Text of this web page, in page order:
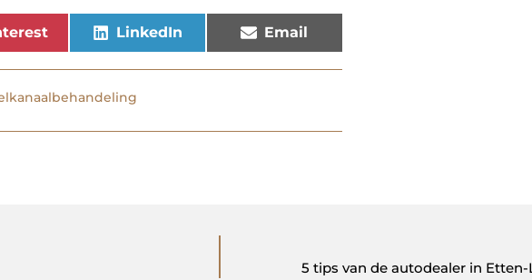
LinkedIn Email
5 tips van de autodealer in